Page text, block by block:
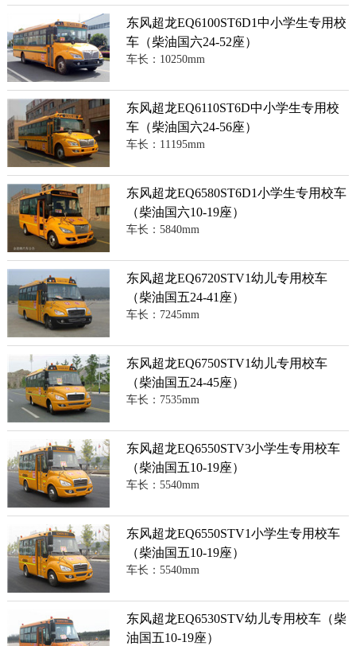
东风超龙EQ6100ST6D1中小学生专用校
车（柴油国六24-52座）
车长：10250mm
东风超龙EQ6110ST6D中小学生专用校
车（柴油国六24-56座）
车长：11195mm
东风超龙EQ6580ST6D1小学生专用校车
（柴油国六10-19座）
车长：5840mm
东风超龙EQ6720STV1幼儿专用校车
（柴油国五24-41座）
车长：7245mm
东风超龙EQ6750STV1幼儿专用校车
（柴油国五24-45座）
车长：7535mm
东风超龙EQ6550STV3小学生专用校车
（柴油国五10-19座）
车长：5540mm
东风超龙EQ6550STV1小学生专用校车
（柴油国五10-19座）
车长：5540mm
东风超龙EQ6530STV幼儿专用校车（柴
油国五10-19座）